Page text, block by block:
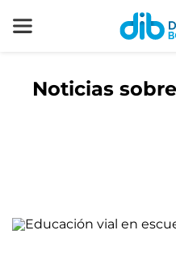
Noticias sobre